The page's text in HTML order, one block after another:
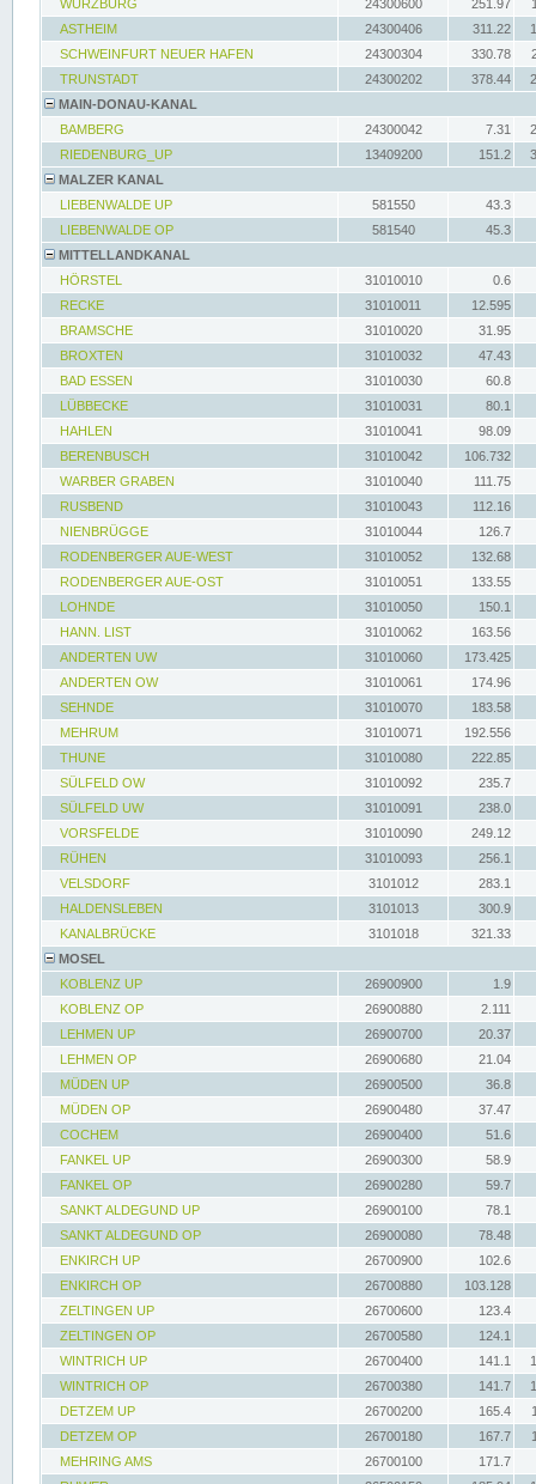
WÜRZBURG 24300600 251.97
ASTHEIM
24300406 311.22
SCHWEINFURT NEUER HAFEN
24300304 330.78
TRUNSTADT
24300202 378.44
MAIN-DONAU-KANAL
BAMBERG
24300042 7.31
RIEDENBURG_UP
13409200 151.2
MALZER KANAL
LIEBENWALDE UP
581550
43.3
LIEBENWALDE OP
581540
45.3
MITTELLANDKANAL
HÖRSTEL
31010010
0.6
RECKE
31010011
12.595
BRAMSCHE
31010020
31.95
BROXTEN
31010032
47.43
BAD ESSEN
31010030
60.8
LÜBBECKE
31010031
80.1
HAHLEN
31010041
98.09
BERENBUSCH
31010042
106.732
WARBER GRABEN
31010040
111.75
RUSBEND
31010043
112.16
NIENBRÜGGE
31010044
126.7
RODENBERGER AUE-WEST
31010052
132.68
RODENBERGER AUE-OST
31010051
133.55
LOHNDE
31010050
150.1
HANN. LIST
31010062
163.56
ANDERTEN UW
31010060
173.425
ANDERTEN OW
31010061
174.96
SEHNDE
31010070
183.58
MEHRUM
31010071
192.556
THUNE
31010080
222.85
SÜLFELD OW
31010092
235.7
SÜLFELD UW
31010091
238.0
VORSFELDE
31010090
249.12
RÜHEN
31010093
256.1
VELSDORF
3101012
283.1
HALDENSLEBEN
3101013
300.9
KANALBRÜCKE
3101018
321.33
MOSEL
KOBLENZ UP
26900900
1.9
KOBLENZ OP
26900880
2.111
LEHMEN UP
26900700
20.37
LEHMEN OP
26900680
21.04
MÜDEN UP
26900500
36.8
MÜDEN OP
26900480
37.47
COCHEM
26900400
51.6
FANKEL UP
26900300
58.9
FANKEL OP
26900280
59.7
SANKT ALDEGUND UP
26900100
78.1
SANKT ALDEGUND OP
26900080
78.48
ENKIRCH UP
26700900
102.6
ENKIRCH OP
26700880
103.128
ZELTINGEN UP
26700600
123.4
ZELTINGEN OP
26700580
124.1
WINTRICH UP
26700400 141.1
WINTRICH OP
26700380 141.7
DETZEM UP
26700200 165.4
DETZEM OP
26700180 167.7
MEHRING AMS
26700100
171.7